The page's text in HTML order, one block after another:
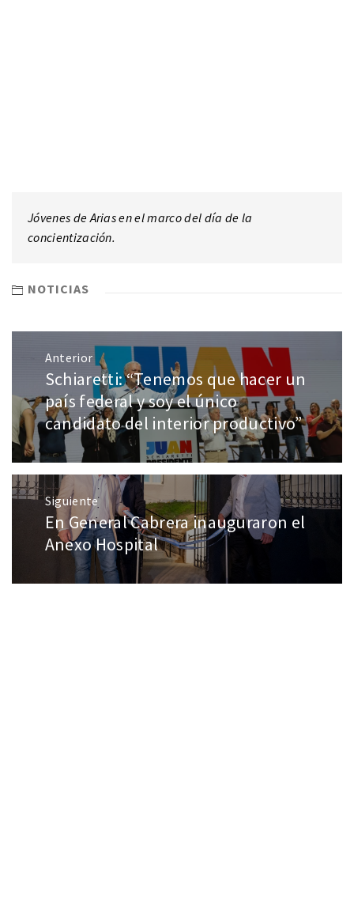
Jóvenes de Arias en el marco del día de la
concientización.
NOTICIAS
Anterior
Schiaretti: “Tenemos que hacer un
país federal y soy el único
candidato del interior productivo”
Siguiente
En General Cabrera inauguraron el
Anexo Hospital